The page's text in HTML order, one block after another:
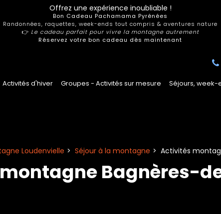
Offrez une expérience inoubliable !
Bon Cadeau Pachamama Pyrénées
Randonnées, raquettes, week-ends tout compris & aventures nature
👉 Le cadeau parfait pour vivre la montagne autrement
Réservez votre bon cadeau dès maintenant
Activités d'hiver Groupes - Activités sur mesure Séjours, week-
Loudenvielle Séjour à la montagne Activités
Bagnères-